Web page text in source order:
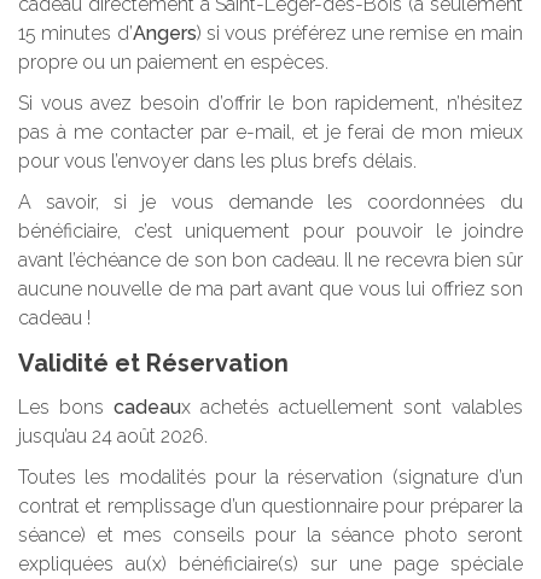
15 minutes d’Angers) si vous préférez une remise en main
propre ou un paiement en espèces.
Si vous avez besoin d’offrir le bon rapidement, n’hésitez
pas à me contacter par e-mail, et je ferai de mon mieux
pour vous l’envoyer dans les plus brefs délais.
A savoir, si je vous demande les coordonnées du
bénéficiaire, c’est uniquement pour pouvoir le joindre
avant l’échéance de son bon cadeau. Il ne recevra bien sûr
aucune nouvelle de ma part avant que vous lui offriez son
cadeau !
Validité et Réservation
Les bons cadeaux achetés actuellement sont valables
jusqu’au 24 août 2026.
Toutes les modalités pour la réservation (signature d’un
contrat et remplissage d’un questionnaire pour préparer la
séance) et mes conseils pour la séance photo seront
expliquées au(x) bénéficiaire(s) sur une page spéciale